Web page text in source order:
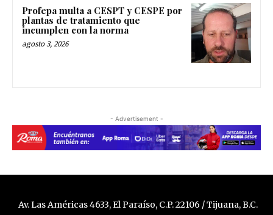
Profepa multa a CESPT y CESPE por
plantas de tratamiento que
incumplen con la norma
agosto 3, 2026
- Advertisement -
Av. Las Américas 4633, El Paraíso, C.P. 22106 / Tijuana, B.C.